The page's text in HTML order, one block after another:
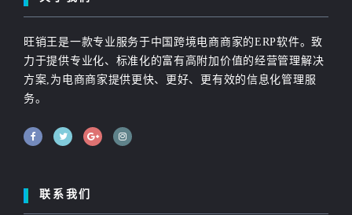
旺销王是一款专业服务于中国跨境电商商家的ERP软件。致
力于提供专业化、标准化的富有高附加价值的经营管理解决
方案,为电商商家提供更快、更好、更有效的信息化管理服
务。
联系我们